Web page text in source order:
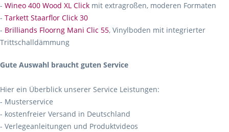
- Wineo 400 Wood XL Click mit extragroßen, moderen Formaten
- Tarkett Staarflor Click 30
- Brilliands Floorng Mani Clic 55, Vinylboden mit integrierter
Trittschalldämmung
Gute Auswahl braucht guten Service
Hier ein Überblick unserer Service Leistungen:
- Musterservice
- kostenfreier Versand in Deutschland
- Verlegeanleitungen und Produktvideos